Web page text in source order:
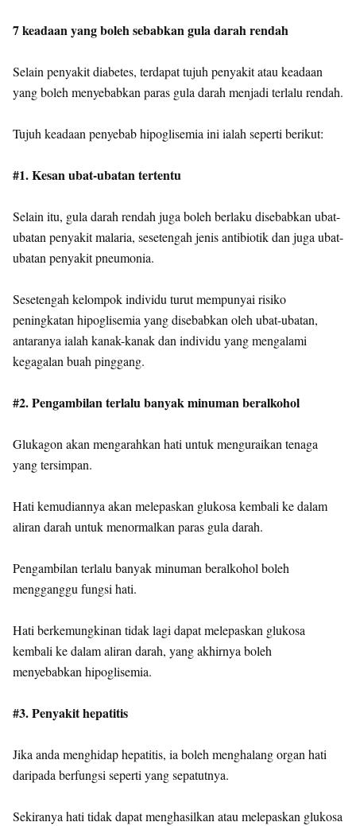
7 keadaan yang boleh sebabkan gula darah rendah
Selain penyakit diabetes, terdapat tujuh penyakit atau keadaan
yang boleh menyebabkan paras gula darah menjadi terlalu rendah.
Tujuh keadaan penyebab hipoglisemia ini ialah seperti berikut:
#1. Kesan ubat-ubatan tertentu
Selain itu, gula darah rendah juga boleh berlaku disebabkan ubat-
ubatan penyakit malaria, sesetengah jenis antibiotik dan juga ubat-
ubatan penyakit pneumonia.
Sesetengah kelompok individu turut mempunyai risiko
peningkatan hipoglisemia yang disebabkan oleh ubat-ubatan,
antaranya ialah kanak-kanak dan individu yang mengalami
kegagalan buah pinggang.
#2. Pengambilan terlalu banyak minuman beralkohol
Glukagon akan mengarahkan hati untuk menguraikan tenaga
yang tersimpan.
Hati kemudiannya akan melepaskan glukosa kembali ke dalam
aliran darah untuk menormalkan paras gula darah.
Pengambilan terlalu banyak minuman beralkohol boleh
mengganggu fungsi hati.
Hati berkemungkinan tidak lagi dapat melepaskan glukosa
kembali ke dalam aliran darah, yang akhirnya boleh
menyebabkan hipoglisemia.
#3. Penyakit hepatitis
Jika anda menghidap hepatitis, ia boleh menghalang organ hati
daripada berfungsi seperti yang sepatutnya.
Sekiranya hati tidak dapat menghasilkan atau melepaskan glukosa